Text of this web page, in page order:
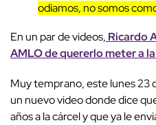
odiamos, no somos
En un par de videos, Ricardo
AMLO de quererlo meter a
Muy temprano, este lunes 23
un nuevo video donde dice
años a la cárcel y que ya le